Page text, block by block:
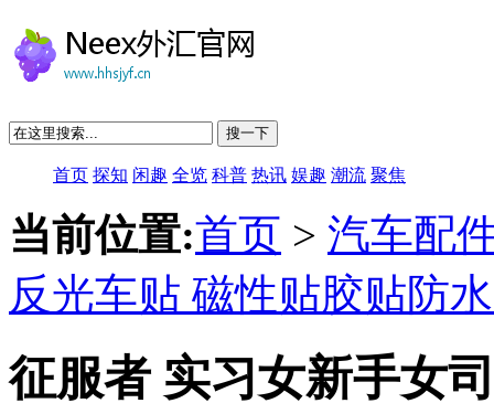
搜一下
首页 探知 闲趣 全览 科普 热讯 娱趣 潮流 聚焦
当前位置:首页 > 汽车配
反光车贴 磁性贴胶贴防
征服者 实习女新手女